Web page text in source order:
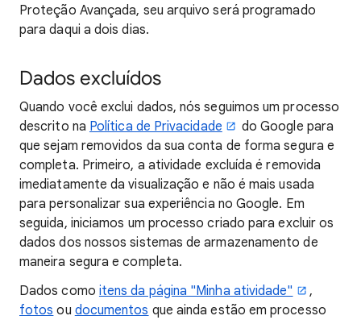
Proteção Avançada, seu arquivo será programado
para daqui a dois dias.
Dados excluídos
Quando você exclui dados, nós seguimos um processo
descrito na Política de Privacidade
do Google para
que sejam removidos da sua conta de forma segura e
completa. Primeiro, a atividade excluída é removida
imediatamente da visualização e não é mais usada
para personalizar sua experiência no Google. Em
seguida, iniciamos um processo criado para excluir os
dados dos nossos sistemas de armazenamento de
maneira segura e completa.
Dados como itens da página "Minha atividade"
,
fotos ou documentos que ainda estão em processo